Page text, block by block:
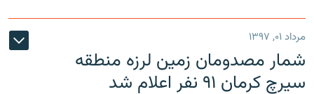
مرداد ۰۱, ۱۳۹۷
شمار مصدومان زمین لرزه منطقه
سیرچ کرمان ۹۱ نفر اعلام شد